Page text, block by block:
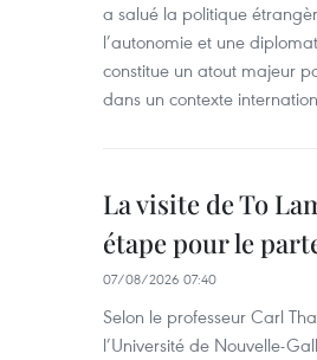
a salué la politique
l’autonomie et une
constitue un atout majeur
dans un contexte
La visite de To
étape pour le
07/08/2026 07:40
Selon le professeur Carl
l’Université de Nouvelle-